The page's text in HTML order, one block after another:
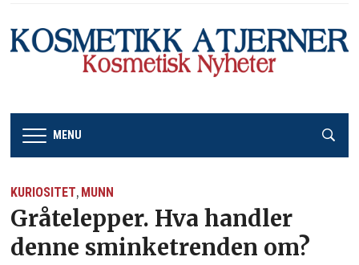
MENU
KURIOSITET, MUNN
Gråtelepper. Hva handler
denne sminketrenden om?